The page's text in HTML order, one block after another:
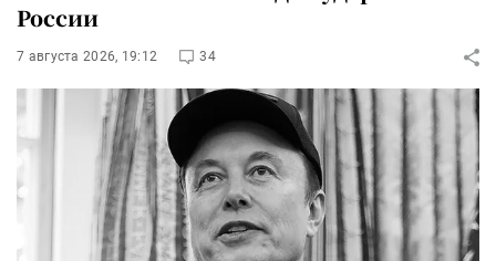
России
7 августа 2026, 19:12 34